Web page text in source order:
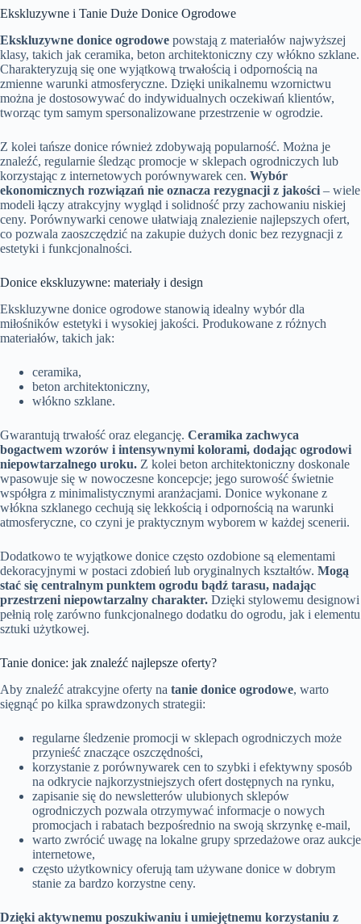
Ekskluzywne i Tanie Duże Donice Ogrodowe
Ekskluzywne donice ogrodowe powstają z materiałów najwyższej
klasy, takich jak ceramika, beton architektoniczny czy włókno szklane.
Charakteryzują się one wyjątkową trwałością i odpornością na
zmienne warunki atmosferyczne. Dzięki unikalnemu wzornictwu
można je dostosowywać do indywidualnych oczekiwań klientów,
tworząc tym samym spersonalizowane przestrzenie w ogrodzie.
Z kolei tańsze donice również zdobywają popularność. Można je
znaleźć, regularnie śledząc promocje w sklepach ogrodniczych lub
korzystając z internetowych porównywarek cen. Wybór
ekonomicznych rozwiązań nie oznacza rezygnacji z jakości – wiele
modeli łączy atrakcyjny wygląd i solidność przy zachowaniu niskiej
ceny. Porównywarki cenowe ułatwiają znalezienie najlepszych ofert,
co pozwala zaoszczędzić na zakupie dużych donic bez rezygnacji z
estetyki i funkcjonalności.
Donice ekskluzywne: materiały i design
Ekskluzywne donice ogrodowe stanowią idealny wybór dla
miłośników estetyki i wysokiej jakości. Produkowane z różnych
materiałów, takich jak:
ceramika,
beton architektoniczny,
włókno szklane.
Gwarantują trwałość oraz elegancję. Ceramika zachwyca
bogactwem wzorów i intensywnymi kolorami, dodając ogrodowi
niepowtarzalnego uroku. Z kolei beton architektoniczny doskonale
wpasowuje się w nowoczesne koncepcje; jego surowość świetnie
współgra z minimalistycznymi aranżacjami. Donice wykonane z
włókna szklanego cechują się lekkością i odpornością na warunki
atmosferyczne, co czyni je praktycznym wyborem w każdej scenerii.
Dodatkowo te wyjątkowe donice często ozdobione są elementami
dekoracyjnymi w postaci zdobień lub oryginalnych kształtów. Mogą
stać się centralnym punktem ogrodu bądź tarasu, nadając
przestrzeni niepowtarzalny charakter. Dzięki stylowemu designowi
pełnią rolę zarówno funkcjonalnego dodatku do ogrodu, jak i elementu
sztuki użytkowej.
Tanie donice: jak znaleźć najlepsze oferty?
Aby znaleźć atrakcyjne oferty na tanie donice ogrodowe, warto
sięgnąć po kilka sprawdzonych strategii:
regularne śledzenie promocji w sklepach ogrodniczych może
przynieść znaczące oszczędności,
korzystanie z porównywarek cen to szybki i efektywny sposób
na odkrycie najkorzystniejszych ofert dostępnych na rynku,
zapisanie się do newsletterów ulubionych sklepów
ogrodniczych pozwala otrzymywać informacje o nowych
promocjach i rabatach bezpośrednio na swoją skrzynkę e-mail,
warto zwrócić uwagę na lokalne grupy sprzedażowe oraz aukcje
internetowe,
często użytkownicy oferują tam używane donice w dobrym
stanie za bardzo korzystne ceny.
Dzięki aktywnemu poszukiwaniu i umiejętnemu korzystaniu z